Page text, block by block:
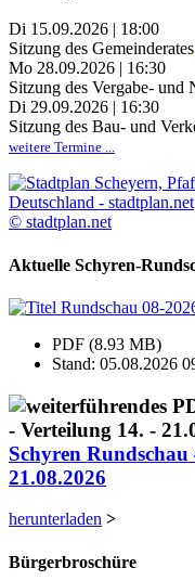
Di 15.09.2026 | 18:00
Sitzung des Gemeinderates
Mo 28.09.2026 | 16:30
Sitzung des Vergabe- und
Di 29.09.2026 | 16:30
Sitzung des Bau- und
weitere Termine ...
© stadtplan.net
Aktuelle Schyren-
PDF (8.93 MB)
Stand: 05.08.2026
Schyren
21.08.2026
herunterladen >
Bürgerbroschüre